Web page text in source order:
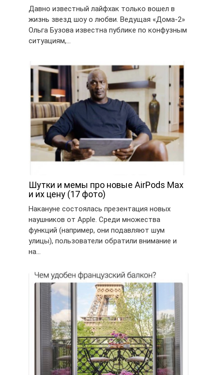
Давно известный лайфхак только вошел в
жизнь звезд шоу о любви. Ведущая «Дома-2»
Ольга Бузова известна публике по конфузным
ситуациям,…
Шутки и мемы про новые AirPods Max
и их цену (17 фото)
Накануне состоялась презентация новых
наушников от Apple. Среди множества
функций (например, они подавляют шум
улицы), пользователи обратили внимание и
на…